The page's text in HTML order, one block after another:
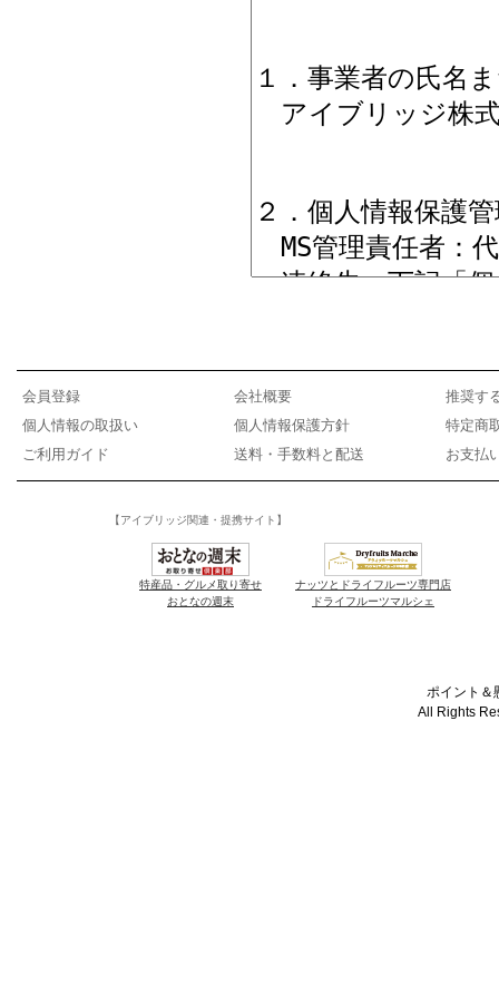
会員登録 会社概要
推奨す
個人情報の取扱い
個人情報保護方針
特定商
ご利用ガイド
送料・手数料と配送 お支払
【アイブリッジ関連・提携サイト】
特産品・グルメ取り寄せ
おとなの週末
ナッツとドライフルーツ専門店
ドライフルーツマルシェ
ポイント＆
All Rights